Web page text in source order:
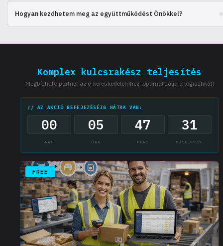
személyes fiókjában.
Hogyan kezdhetem meg az együttműködést Önökkel?
Önnel a kapcsolatot.
Komplex kulcsrakész teljesítés
Megbízható partner az e-kereskedelemhez: optimalizálja a logisztikát!
// AZ AKCIÓ BEFEJEZÉSÉIG HÁTRA VAN:
00
NAP
05
ÓRA
47
PERC
30
MÁSODPERC
FREE